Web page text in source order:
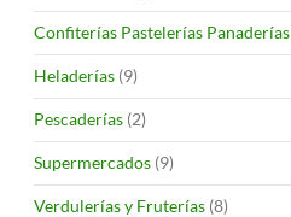
Confiterías Pastelerías Panaderías
Heladerías (9)
Pescaderías (2)
Supermercados (9)
Verdulerías y Fruterías (8)